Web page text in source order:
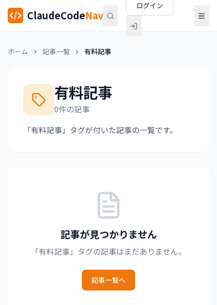
ClaudeCodeNavi
ログイン
ホーム 記事一覧 有料記事
有料記事
0件の記事
「有料記事」タグが付いた記事の一覧です。
記事が見つかりません
「有料記事」タグの記事はまだありません。
記事一覧へ